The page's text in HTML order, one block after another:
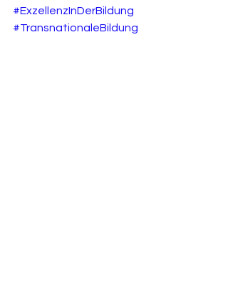
#ExzellenzInDerBildung
#TransnationaleBildung